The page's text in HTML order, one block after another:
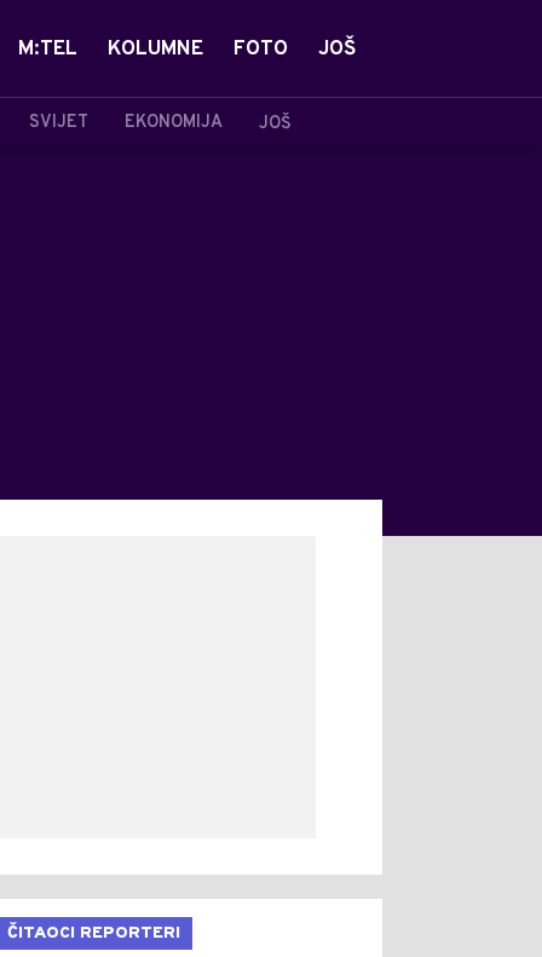
SVIJET EKONOMIJA JOŠ
M:TEL KOLUMNE FOTO JOŠ
ČITAOCI REPORTERI